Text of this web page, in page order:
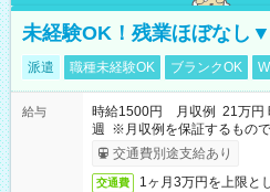
未経験OK！残業ほぼなし
派遣 職種未経験OK ブランクOK
給与
時給1500円 月収例 21万円
週 ※月収例を保証するもの
ービス利用可（利用条件有）
交通費別途支給あり
交通費 1ヶ月3万円を上限と